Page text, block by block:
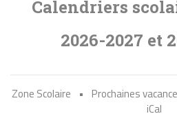
Calendriers
2026-2027 et
Zone Scolaire • Prochaines
iCal